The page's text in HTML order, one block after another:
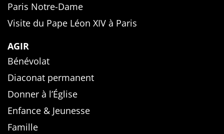
Paris Notre-Dame
Visite du Pape Léon XIV à Paris
AGIR
Bénévolat
Diaconat permanent
Donner à l’Église
Enfance & Jeunesse
Famille